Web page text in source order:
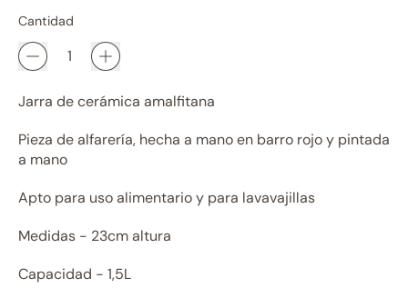
Cantidad
Jarra de cerámica amalfitana
Pieza de alfarería, hecha a mano en barro rojo y pintada
a mano
Apto para uso alimentario y para lavavajillas
Medidas - 23cm altura
Capacidad - 1,5L